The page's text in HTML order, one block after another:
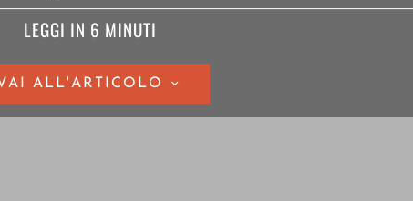
LEGGI IN 6 MINUTI
ALL'ARTICOLO